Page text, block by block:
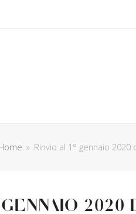
» Rinvio al 1° gennaio
gennaio